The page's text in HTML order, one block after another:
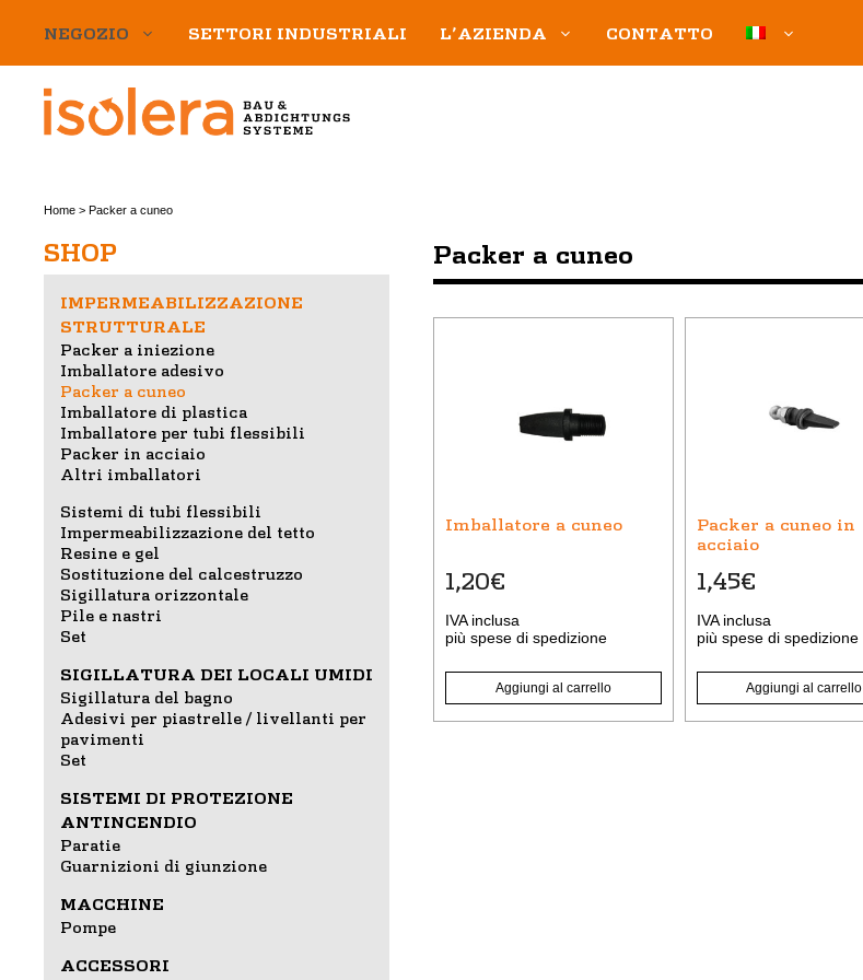
NEGOZIO SETTORI INDUSTRIALI L’AZIENDA CONTATTO
Packer a cuneo
Imballatore a cuneo
1,20€
IVA inclusa
più spese di spedizione
Aggiungi al carrello
Packer a cuneo in
acciaio
1,45€
IVA inclusa
più spese di spedizione
Aggiungi al carrello
Home > Packer a cuneo
SHOP
IMPERMEABILIZZAZIONE
STRUTTURALE
Packer a iniezione
Imballatore adesivo
Packer a cuneo
Imballatore di plastica
Imballatore per tubi flessibili
Packer in acciaio
Altri imballatori
Sistemi di tubi flessibili
Impermeabilizzazione del tetto
Resine e gel
Sostituzione del calcestruzzo
Sigillatura orizzontale
Pile e nastri
Set
SIGILLATURA DEI LOCALI UMIDI
Sigillatura del bagno
Adesivi per piastrelle / livellanti per
pavimenti
Set
SISTEMI DI PROTEZIONE
ANTINCENDIO
Paratie
Guarnizioni di giunzione
MACCHINE
Pompe
ACCESSORI